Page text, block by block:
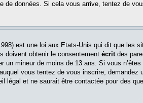
de données. Si cela vous arrive, tentez de
est une loi aux Etats-Unis qui dit que les
doivent obtenir le consentement écritdes
un mineur de moins de 13 ans. Si vous n’êtes
vous tentez de vous inscrire, demandez
légal et ne saurait être contactée pour des